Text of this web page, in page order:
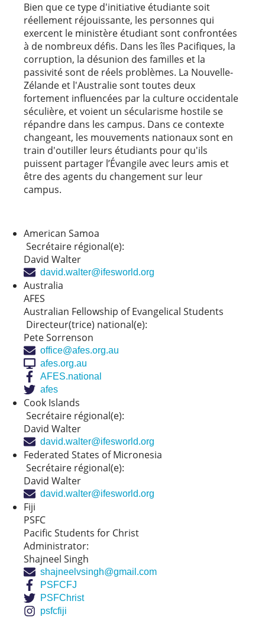
Bien que ce type d'initiative étudiante soit
réellement réjouissante, les personnes qui
exercent le ministère étudiant sont confrontées
à de nombreux défis. Dans les îles Pacifiques, la
corruption, la désunion des familles et la
passivité sont de réels problèmes. La Nouvelle-
Zélande et l'Australie sont toutes deux
fortement influencées par la culture occidentale
séculière, et voient un sécularisme hostile se
répandre dans les campus. Dans ce contexte
changeant, les mouvements nationaux sont en
train d'outiller leurs étudiants pour qu'ils
puissent partager l’Évangile avec leurs amis et
être des agents du changement sur leur
campus.
American Samoa
Secrétaire régional(e):
David Walter
david.walter@ifesworld.org
Australia
AFES
Australian Fellowship of Evangelical Students
Directeur(trice) national(e):
Pete Sorrenson
office@afes.org.au
afes.org.au
AFES.national
afes
Cook Islands
Secrétaire régional(e):
David Walter
david.walter@ifesworld.org
Federated States of Micronesia
Secrétaire régional(e):
David Walter
david.walter@ifesworld.org
Fiji
PSFC
Pacific Students for Christ
Administrator:
Shajneel Singh
shajneelvsingh@gmail.com
PSFCFJ
PSFChrist
psfcfiji